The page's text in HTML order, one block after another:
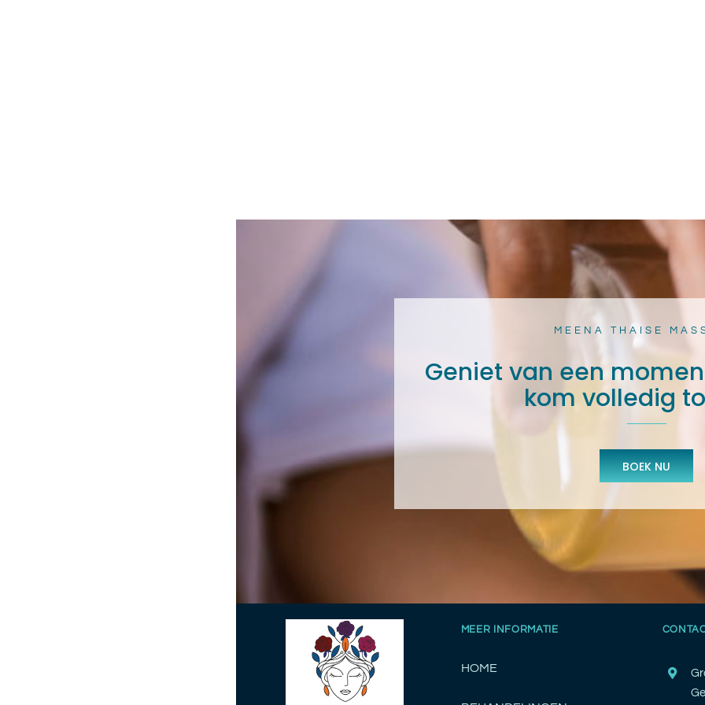
MEENA THAISE
Geniet van een
kom volledig
BOEK NU
MEER INFORMATIE
HOME